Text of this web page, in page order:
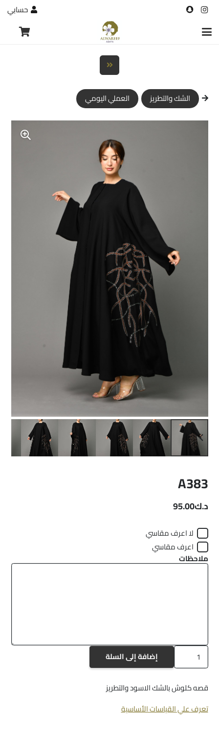
حسابي
الشك والتطريز العملي اليومي
A383
د.ك95.00
لا اعرف مقاسي
اعرف مقاسي
ملاحظات
كمية
A383
إضافة إلى السلة
قصه كلوش بالشك الاسود والتطريز
تعرف علي القياسات الأساسية